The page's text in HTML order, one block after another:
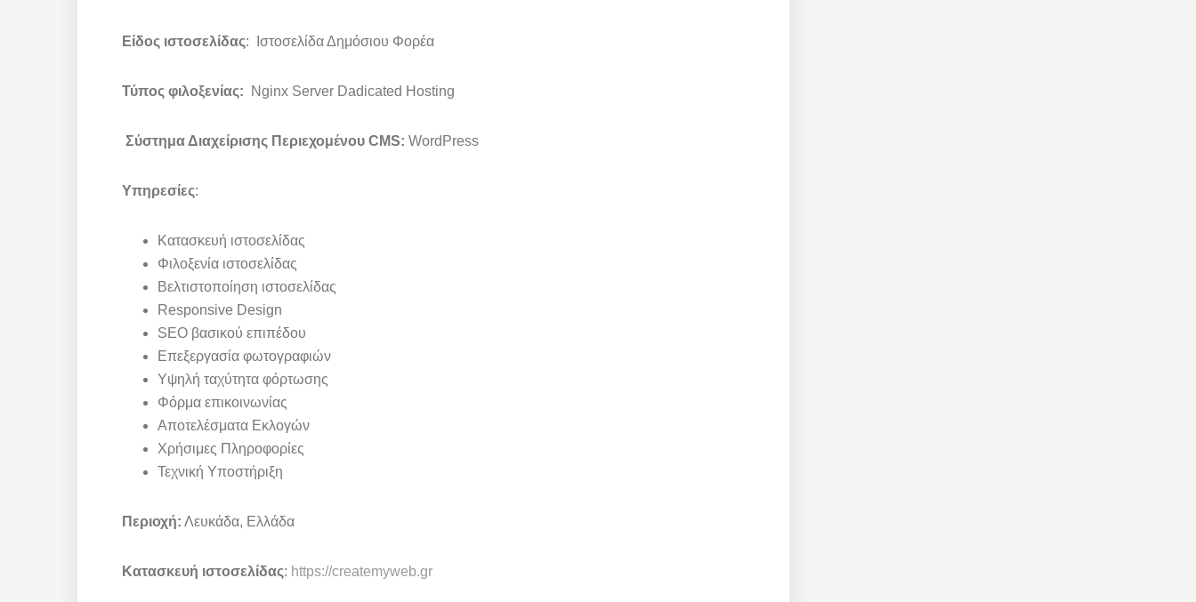
Είδος ιστοσελίδας: Ιστοσελίδα Δημόσιου Φορέα
Τύπος φιλοξενίας: Nginx Server Dadicated Hosting
Σύστημα Διαχείρισης Περιεχομένου CMS: WordPress
Υπηρεσίες:
Κατασκευή ιστοσελίδας
Φιλοξενία ιστοσελίδας
Βελτιστοποίηση ιστοσελίδας
Responsive Design
SEO βασικού επιπέδου
Επεξεργασία φωτογραφιών
Υψηλή ταχύτητα φόρτωσης
Φόρμα επικοινωνίας
Αποτελέσματα Εκλογών
Χρήσιμες Πληροφορίες
Τεχνική Υποστήριξη
Περιοχή: Λευκάδα, Ελλάδα
Κατασκευή ιστοσελίδας: https://createmyweb.gr